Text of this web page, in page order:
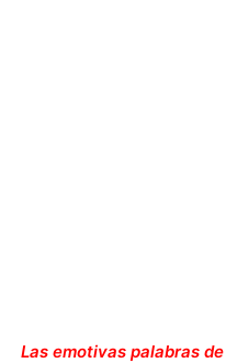
Las emotivas palabras